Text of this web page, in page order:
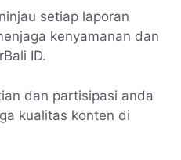
setiap laporan
kenyamanan dan
ID.
dan partisipasi anda
kualitas konten di